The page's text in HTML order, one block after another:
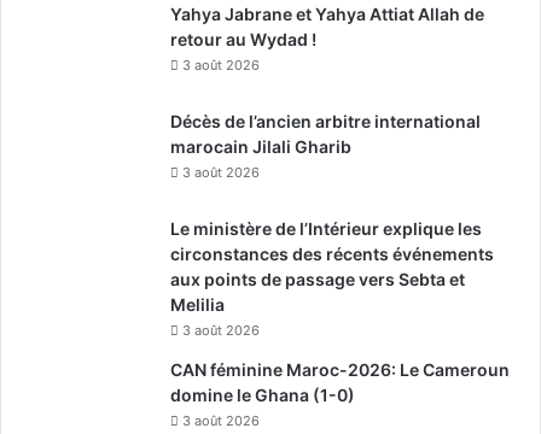
Yahya Jabrane et Yahya Attiat Allah de
retour au Wydad !
3 août 2026
Décès de l’ancien arbitre international
marocain Jilali Gharib
3 août 2026
Le ministère de l’Intérieur explique les
circonstances des récents événements
aux points de passage vers Sebta et
Melilia
3 août 2026
CAN féminine Maroc-2026: Le Cameroun
domine le Ghana (1-0)
3 août 2026